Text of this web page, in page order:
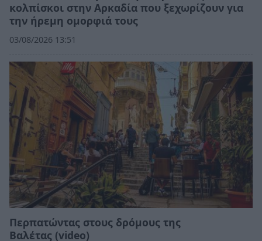
κολπίσκοι στην Αρκαδία που ξεχωρίζουν για
την ήρεμη ομορφιά τους
03/08/2026 13:51
Περπατώντας στους δρόμους της
Βαλέτας (video)